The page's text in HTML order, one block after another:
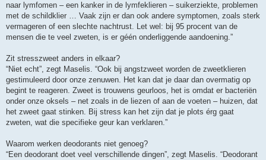
naar lymfomen – een kanker in de lymfeklieren – suikerziekte, problemen
met de schildklier … Vaak zijn er dan ook andere symptomen, zoals sterk
vermageren of een slechte nachtrust. Let wel: bij 95 procent van de
mensen die te veel zweten, is er géén onderliggende aandoening.”
Zit stresszweet anders in elkaar?
“Niet echt”, zegt Maselis. “Ook bij angstzweet worden de zweetklieren
gestimuleerd door onze zenuwen. Het kan dat je daar dan overmatig op
begint te reageren. Zweet is trouwens geurloos, het is omdat er bacteriën
onder onze oksels – net zoals in de liezen of aan de voeten – huizen, dat
het zweet gaat stinken. Bij stress kan het zijn dat je plots érg gaat
zweten, wat die specifieke geur kan verklaren.”
Waarom werken deodorants niet genoeg?
“Een deodorant doet veel verschillende dingen”, zegt Maselis. “Deodorant